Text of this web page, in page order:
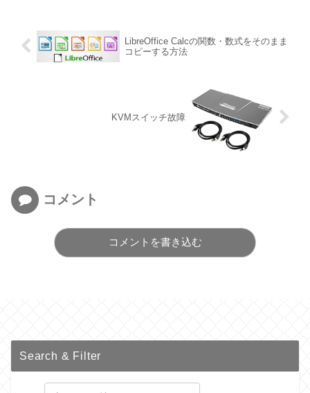
LibreOffice Calcの関数・数式をそのまま
コピーする方法
KVMスイッチ故障
コメント
コメントを書き込む
Search & Filter